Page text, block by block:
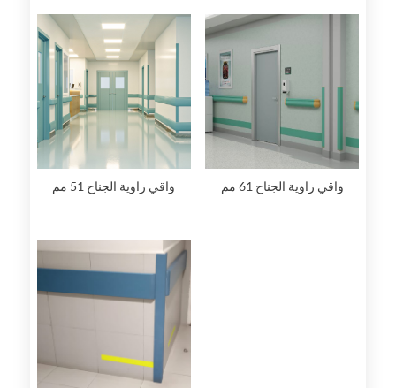
واقي زاوية الجناح 51 مم واقي زاوية الجناح 61 مم